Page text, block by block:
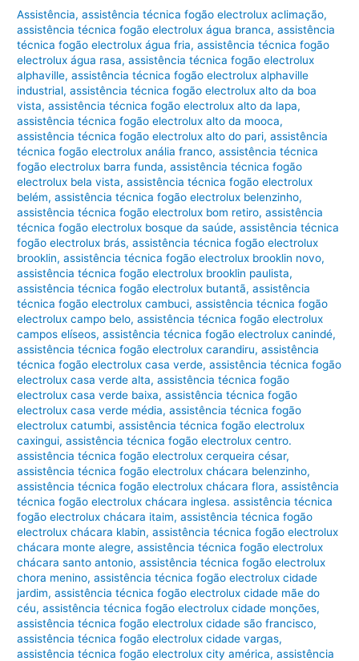
Assistência,assistência técnica fogão electrolux aclimação,
assistência técnica fogão electrolux água branca,assistência
técnica fogão electrolux água fria,assistência técnica fogão
electrolux água rasa,assistência técnica fogão electrolux
alphaville,assistência técnica fogão electrolux alphaville
industrial,assistência técnica fogão electrolux alto da boa
vista,assistência técnica fogão electrolux alto da lapa,
assistência técnica fogão electrolux alto da mooca,
assistência técnica fogão electrolux alto do pari,assistência
técnica fogão electrolux anália franco,assistência técnica
fogão electrolux barra funda,assistência técnica fogão
electrolux bela vista,assistência técnica fogão electrolux
belém,assistência técnica fogão electrolux belenzinho,
assistência técnica fogão electrolux bom retiro,assistência
técnica fogão electrolux bosque da saúde,assistência técnica
fogão electrolux brás,assistência técnica fogão electrolux
brooklin,assistência técnica fogão electrolux brooklin novo,
assistência técnica fogão electrolux brooklin paulista,
assistência técnica fogão electrolux butantã,assistência
técnica fogão electrolux cambuci,assistência técnica fogão
electrolux campo belo,assistência técnica fogão electrolux
campos elíseos,assistência técnica fogão electrolux canindé,
assistência técnica fogão electrolux carandiru,assistência
técnica fogão electrolux casa verde,assistência técnica fogão
electrolux casa verde alta,assistência técnica fogão
electrolux casa verde baixa,assistência técnica fogão
electrolux casa verde média,assistência técnica fogão
electrolux catumbi,assistência técnica fogão electrolux
caxingui,assistência técnica fogão electrolux centro.
assistência técnica fogão electrolux cerqueira césar,
assistência técnica fogão electrolux chácara belenzinho,
assistência técnica fogão electrolux chácara flora,assistência
técnica fogão electrolux chácara inglesa. assistência técnica
fogão electrolux chácara itaim,assistência técnica fogão
electrolux chácara klabin,assistência técnica fogão electrolux
chácara monte alegre,assistência técnica fogão electrolux
chácara santo antonio,assistência técnica fogão electrolux
chora menino,assistência técnica fogão electrolux cidade
jardim,assistência técnica fogão electrolux cidade mãe do
céu,assistência técnica fogão electrolux cidade monções,
assistência técnica fogão electrolux cidade são francisco,
assistência técnica fogão electrolux cidade vargas,
assistência técnica fogão electrolux city américa,assistência